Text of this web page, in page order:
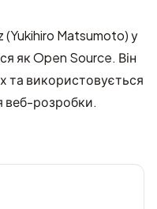
Matsumoto) у
як Open Source. Він
та використовується
веб-розробки.